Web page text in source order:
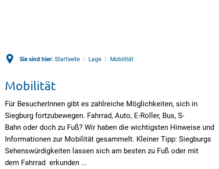
Sie sind hier: Startseite Lage Mobilität
Mobilität
Für BesucherInnen gibt es zahlreiche Möglichkeiten, sich in
Siegburg fortzubewegen. Fahrrad, Auto, E-Roller, Bus, S-
Bahn oder doch zu Fuß? Wir haben die wichtigsten Hinweise und
Informationen zur Mobilität gesammelt. Kleiner Tipp: Siegburgs
Sehenswürdigkeiten lassen sich am besten zu Fuß oder mit
dem Fahrrad erkunden ...